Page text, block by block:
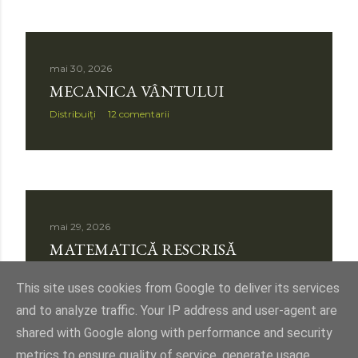
mai 30, 2026
MECANICA VÂNTULUI
Distribuiți 12 comentarii
mai 29, 2026
MATEMATICĂ RESCRISĂ
This site uses cookies from Google to deliver its services
and to analyze traffic. Your IP address and user-agent are
shared with Google along with performance and security